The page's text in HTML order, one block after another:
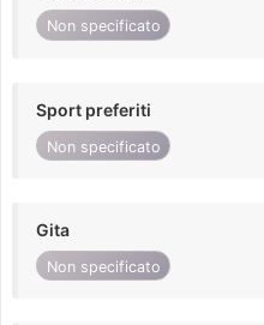
Non specificato
Sport preferiti
Non specificato
Gita
Non specificato